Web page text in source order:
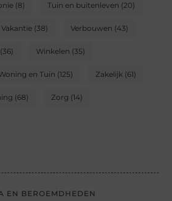
(8) Tuin en buitenleven (20)
Vakantie (38) Verbouwen (43)
(36) Winkelen (35)
en Tuin (125) Zakelijk (61)
(68) Zorg (14)
EN BEROEMDHEDEN